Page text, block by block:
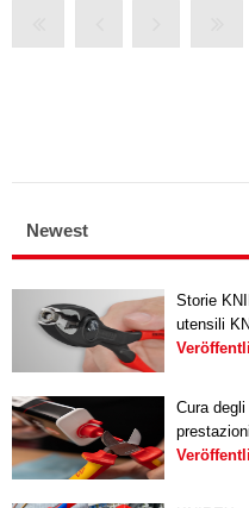
Newest
Storie
utensili
Cura
prestazioni